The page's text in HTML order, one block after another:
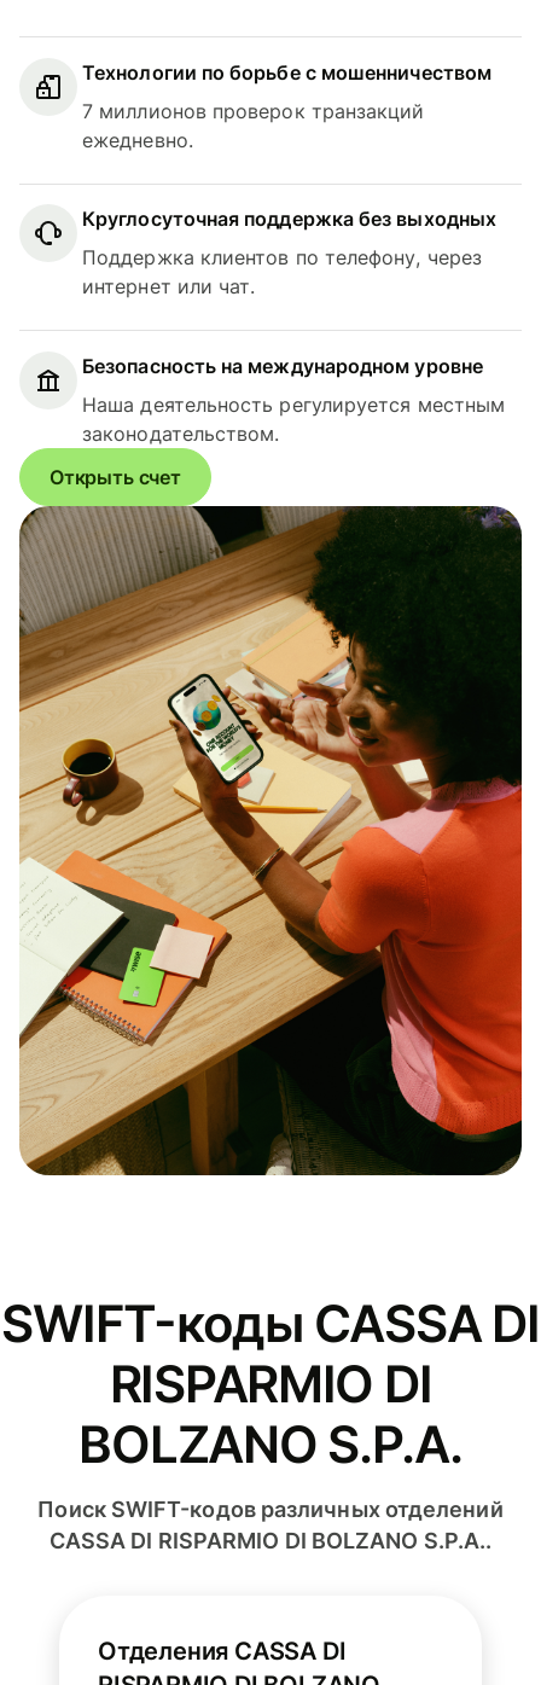
Технологии по борьбе с мошенничеством
7 миллионов проверок транзакций
ежедневно.
Круглосуточная поддержка без выходных
Поддержка клиентов по телефону, через
интернет или чат.
Безопасность на международном уровне
Наша деятельность регулируется местным
законодательством.
Открыть счет
SWIFT-коды CASSA DI
RISPARMIO DI
BOLZANO S.P.A.
Поиск SWIFT-кодов различных отделений
CASSA DI RISPARMIO DI BOLZANO S.P.A..
Отделения CASSA DI